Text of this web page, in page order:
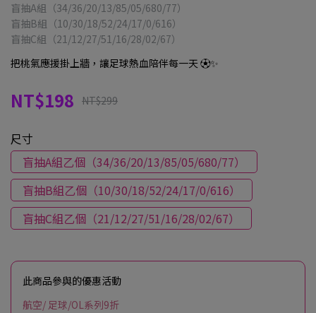
盲抽A組（34/36/20/13/85/05/680/77）
盲抽B組（10/30/18/52/24/17/0/616）
盲抽C組（21/12/27/51/16/28/02/67）
把桃氣應援掛上牆，讓足球熱血陪伴每一天 ⚽✨
NT$198 NT$299
尺寸
盲抽A組乙個（34/36/20/13/85/05/680/77）
盲抽B組乙個（10/30/18/52/24/17/0/616）
盲抽C組乙個（21/12/27/51/16/28/02/67）
此商品參與的優惠活動
航空/ 足球/OL系列9折